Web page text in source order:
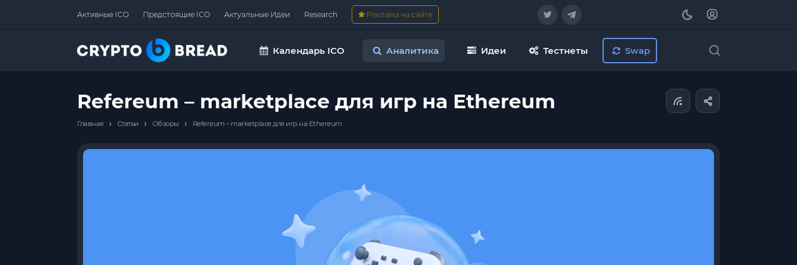
Активные ICO Предстоящие ICO Актуальные Идеи Research Реклама на сайте
Календарь ICO Аналитика Идеи Тестнеты Swap
Refereum – marketplace для игр на Ethereum
Главная › Статьи › Обзоры › Refereum – marketplace для игр на Ethereum